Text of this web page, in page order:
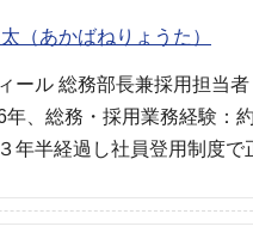
（あかばねりょうた）
ール 総務部長兼採用担当
年、総務・採用業務経験：
年半経過し社員登用制度